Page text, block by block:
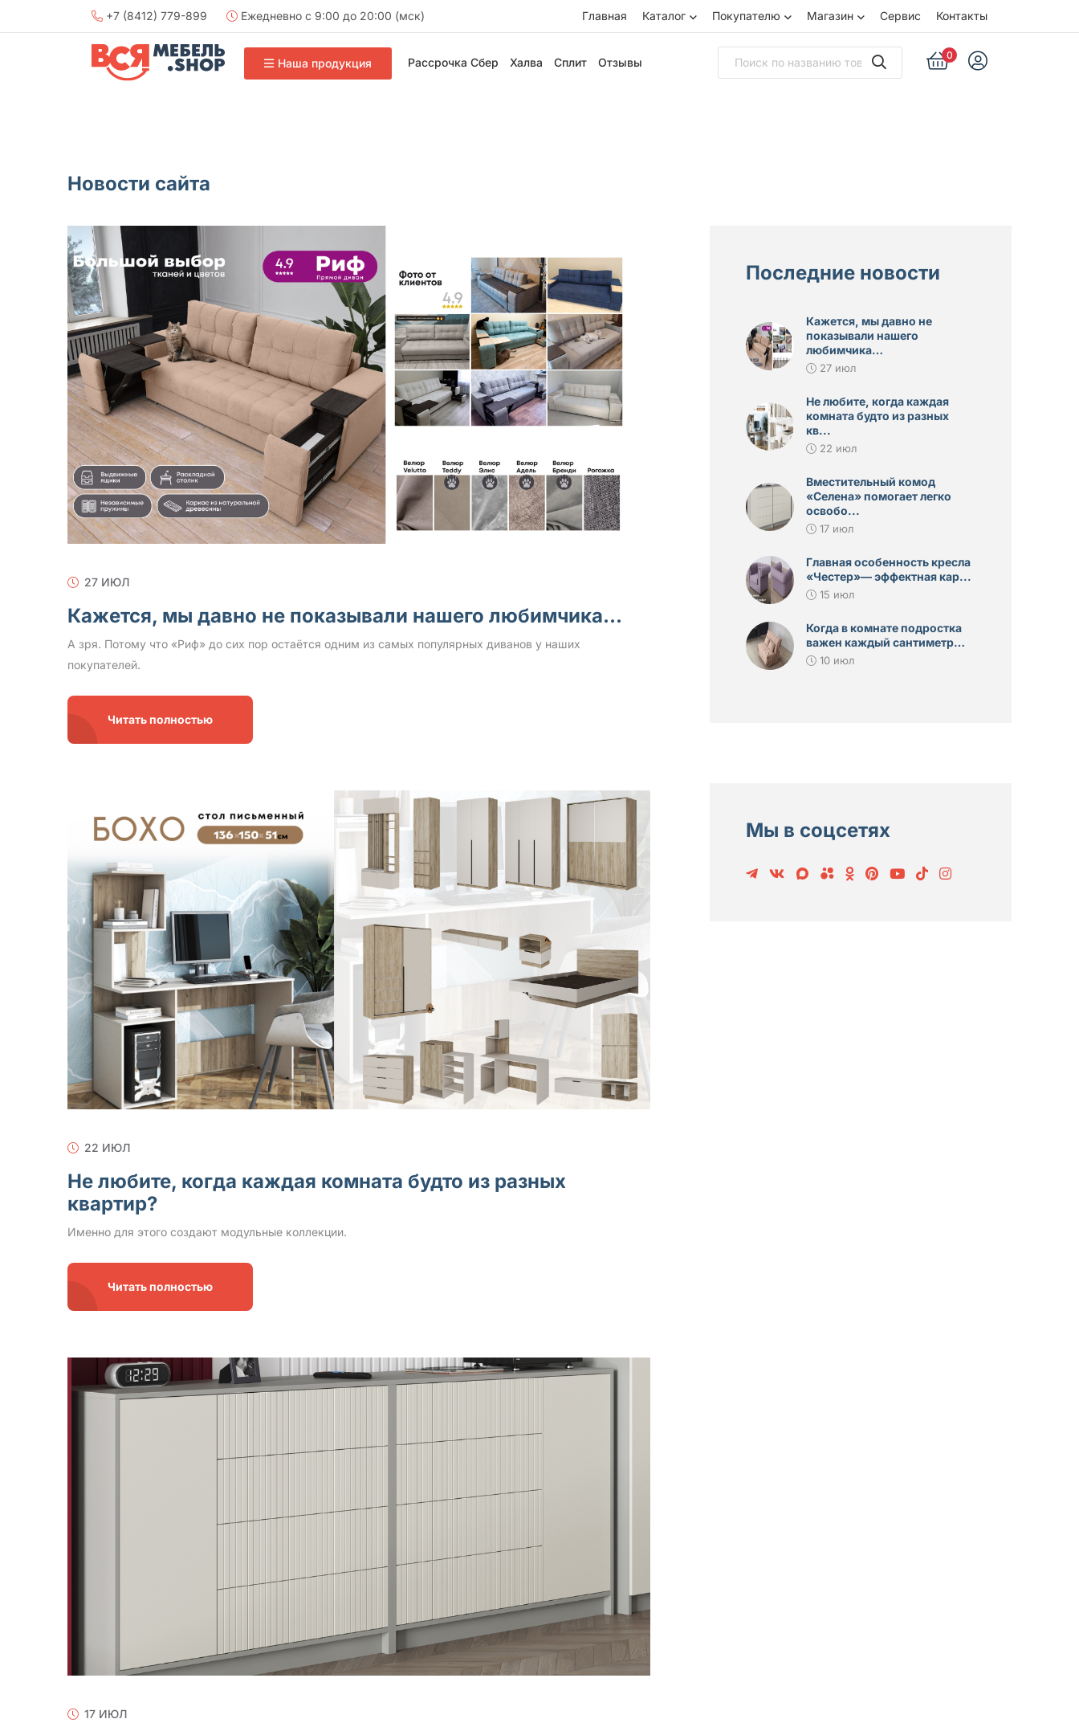
+7 (8412) 779-899 Ежедневно с 9:00 до 20:00 (мск) Главная Каталог Покупателю Магазин Сервис Контакты
Наша продукция Рассрочка Сбер Халва Сплит Отзывы
0
Новости сайта
27 ИЮЛ
Кажется, мы давно не показывали нашего любимчика…
А зря. Потому что «Риф» до сих пор остаётся одним из самых популярных диванов у наших
покупателей.
Читать полностью
22 ИЮЛ
Не любите, когда каждая комната будто из разных
квартир?
Именно для этого создают модульные коллекции.
Читать полностью
17 ИЮЛ
Последние новости
Кажется, мы давно не
показывали нашего
любимчика…
27 июл
Не любите, когда каждая
комната будто из разных
кв...
22 июл
Вместительный комод
«Селена» помогает легко
освобо...
17 июл
Главная особенность кресла
«Честер»— эффектная кар...
15 июл
Когда в комнате подростка
важен каждый сантиметр…
10 июл
Мы в соцсетях